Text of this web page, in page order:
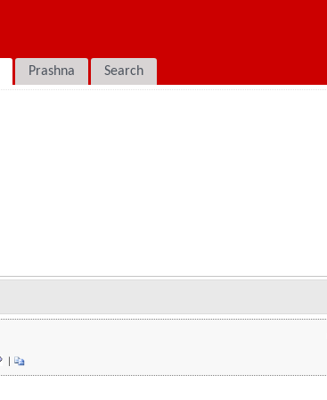
Prashna Search
|